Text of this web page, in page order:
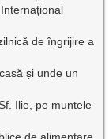
de îngrijire a
și unde un
Ilie, pe muntele
de alimentare